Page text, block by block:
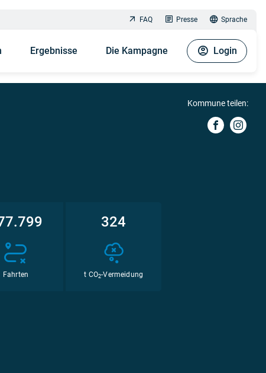
FAQ Presse Sprache
Ergebnisse Die Kampagne Login
Fahrten
324
t CO2-Vermeidung
Kommune teilen: